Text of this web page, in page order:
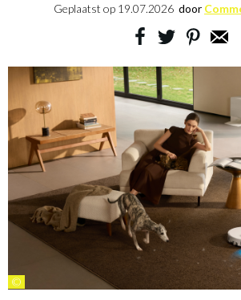
Geplaatst op 19.07.2026 door
©